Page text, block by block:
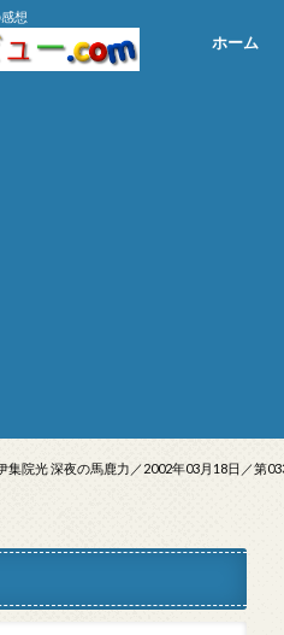
想
ホーム
集院光 深夜の馬鹿力／2002年03月18日／第